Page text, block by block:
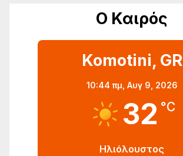
Ο Καιρός
Komotini, GR
10:44 πμ, Αυγ 9, 2026
32 °C
Ηλιόλουστος